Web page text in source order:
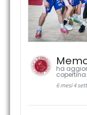
ha
copertina.
6 mesi 4